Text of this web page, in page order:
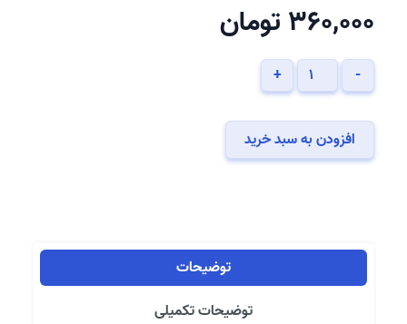
360,000تومان
-
ترمز
پله
10
سانتی
+
افزودن به سبد خرید
توضیحات
توضیحات تکمیلی